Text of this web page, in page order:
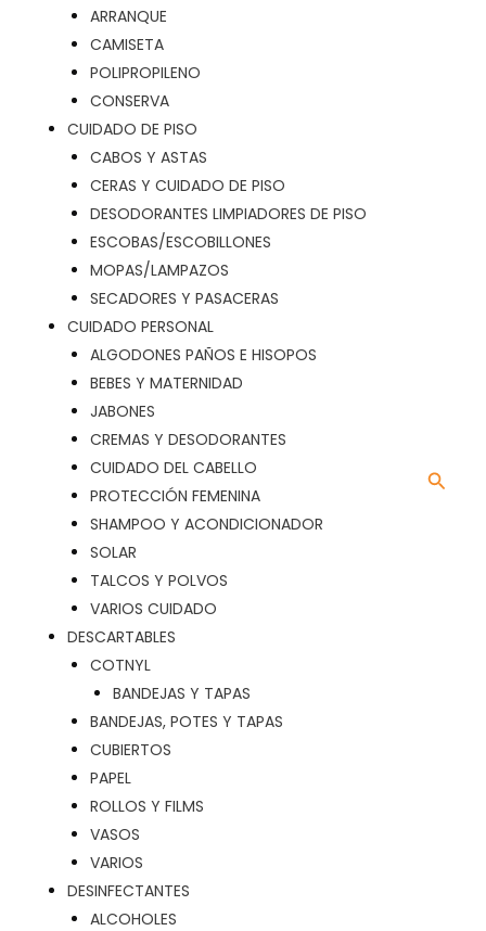
ARRANQUE
CAMISETA
POLIPROPILENO
CONSERVA
CUIDADO DE PISO
CABOS Y ASTAS
CERAS Y CUIDADO DE PISO
DESODORANTES LIMPIADORES DE PISO
ESCOBAS/ESCOBILLONES
MOPAS/LAMPAZOS
SECADORES Y PASACERAS
CUIDADO PERSONAL
ALGODONES PAÑOS E HISOPOS
BEBES Y MATERNIDAD
JABONES
CREMAS Y DESODORANTES
CUIDADO DEL CABELLO
PROTECCIÓN FEMENINA
SHAMPOO Y ACONDICIONADOR
SOLAR
TALCOS Y POLVOS
VARIOS CUIDADO
DESCARTABLES
COTNYL
BANDEJAS Y TAPAS
BANDEJAS, POTES Y TAPAS
CUBIERTOS
PAPEL
ROLLOS Y FILMS
VASOS
VARIOS
DESINFECTANTES
ALCOHOLES